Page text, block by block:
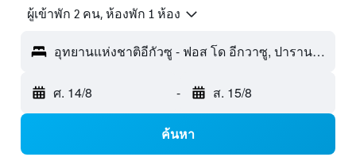
ผู้เข้าพัก 2 คน, ห้องพัก 1 ห้อง
อุทยานแห่งชาติอีกัวซู - ฟอส โด อีกวาซู, ปารานา, บราซิล
ศ. 14/8 - ส. 15/8
ค้นหา